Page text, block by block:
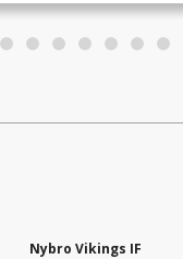
Nybro Vikings IF